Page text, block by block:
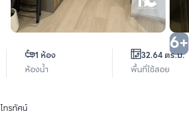
6+
1 ห้อง
ห้องน้ำ
32.64 ตร.ม.
พื้นที่ใช้สอย
โทรทัศน์